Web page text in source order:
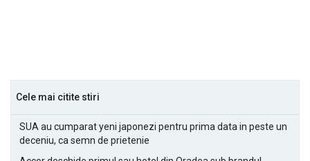
Cele mai citite stiri
SUA au cumparat yeni japonezi pentru prima data in peste un
deceniu, ca semn de prietenie